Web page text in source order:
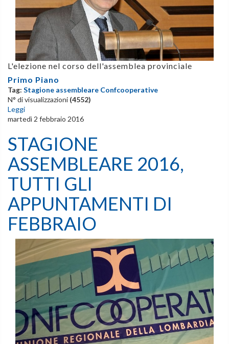
L'elezione nel corso dell'assemblea provinciale
Primo Piano
Tag: Stagione assembleare Confcooperative
N° di visualizzazioni (4552)
Leggi
martedì 2 febbraio 2016
STAGIONE
ASSEMBLEARE 2016,
TUTTI GLI
APPUNTAMENTI DI
FEBBRAIO